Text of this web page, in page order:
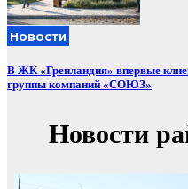
Новости
В ЖК «Гренландия» впервые
группы компаний «СОЮЗ»